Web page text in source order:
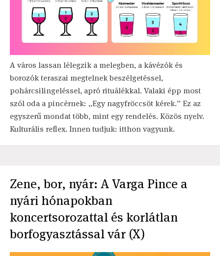
A város lassan lélegzik a melegben, a kávézók és
borozók teraszai megtelnek beszélgetéssel,
pohárcsilingeléssel, apró rituálékkal. Valaki épp most
szól oda a pincérnek: „Egy nagyfröccsöt kérek.” Ez az
egyszerű mondat több, mint egy rendelés. Közös nyelv.
Kulturális reflex. Innen tudjuk: itthon vagyunk.
Zene, bor, nyár: A Varga Pince a
nyári hónapokban
koncertsorozattal és korlátlan
borfogyasztással vár (X)